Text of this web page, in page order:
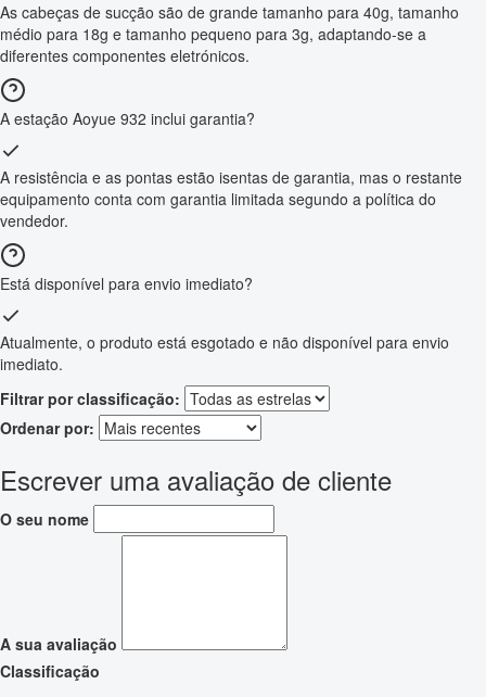
As cabeças de sucção são de grande tamanho para 40g, tamanho
médio para 18g e tamanho pequeno para 3g, adaptando-se a
diferentes componentes eletrónicos.
A estação Aoyue 932 inclui garantia?
A resistência e as pontas estão isentas de garantia, mas o restante
equipamento conta com garantia limitada segundo a política do
vendedor.
Está disponível para envio imediato?
Atualmente, o produto está esgotado e não disponível para envio
imediato.
Filtrar por classificação:
Ordenar por:
Escrever uma avaliação de cliente
O seu nome
A sua avaliação
Classificação